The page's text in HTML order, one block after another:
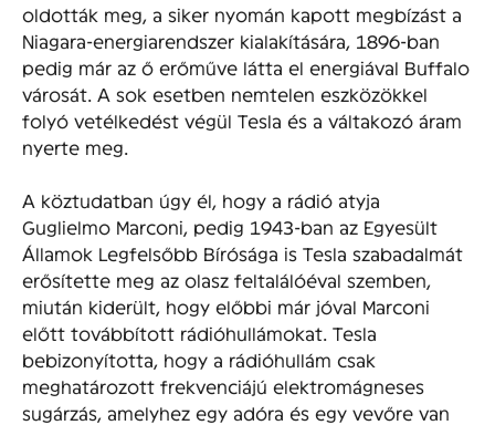
oldották meg, a siker nyomán kapott megbízást a
Niagara-energiarendszer kialakítására, 1896-ban
pedig már az ő erőműve látta el energiával Buffalo
városát. A sok esetben nemtelen eszközökkel
folyó vetélkedést végül Tesla és a váltakozó áram
nyerte meg.
A köztudatban úgy él, hogy a rádió atyja
Guglielmo Marconi, pedig 1943-ban az Egyesült
Államok Legfelsőbb Bírósága is Tesla szabadalmát
erősítette meg az olasz feltalálóéval szemben,
miután kiderült, hogy előbbi már jóval Marconi
előtt továbbított rádióhullámokat. Tesla
bebizonyította, hogy a rádióhullám csak
meghatározott frekvenciájú elektromágneses
sugárzás, amelyhez egy adóra és egy vevőre van